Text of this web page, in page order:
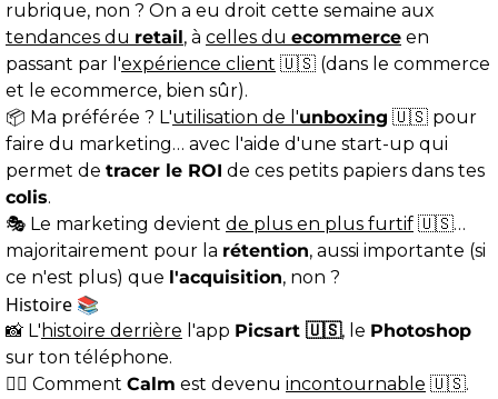
rubrique, non ? On a eu droit cette semaine aux
tendances du retail, à celles du ecommerce en
passant par l'expérience client 🇺🇸 (dans le commerce
et le ecommerce, bien sûr).
📦 Ma préférée ? L'utilisation de l'unboxing 🇺🇸 pour
faire du marketing… avec l'aide d'une start-up qui
permet de tracer le ROI de ces petits papiers dans tes
colis.
🎭 Le marketing devient de plus en plus furtif 🇺🇸…
majoritairement pour la rétention, aussi importante (si
ce n'est plus) que l'acquisition, non ?
Histoire 📚
📸 L' histoire derrière l'app Picsart 🇺🇸, le Photoshop
sur ton téléphone.
🧘‍♀️ Comment Calm est devenu incontournable 🇺🇸.